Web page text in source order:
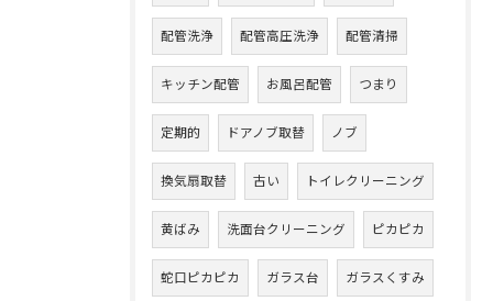
配管洗浄 配管高圧洗浄 配管清掃
キッチン配管 お風呂配管 つまり
定期的 ドアノブ取替 ノブ
換気扇取替 古い トイレクリーニング
黄ばみ 洗面台クリーニング ピカピカ
蛇口ピカピカ ガラス台 ガラスくすみ